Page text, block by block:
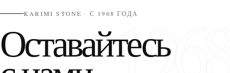
KARIMI STONE · С 1968 ГОДА
Оставайтесь